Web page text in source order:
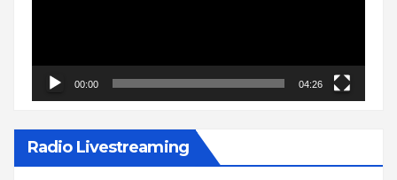
00:00 04:26
Radio Livestreaming